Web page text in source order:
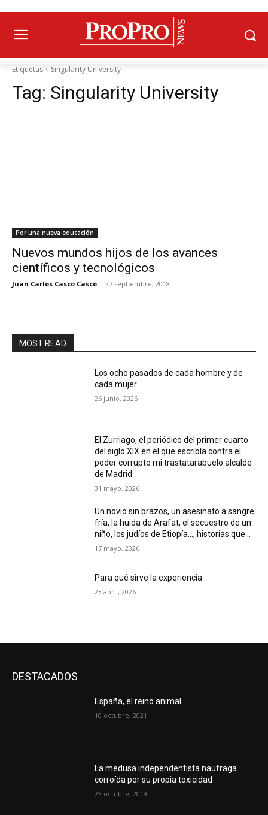
Etiquetas Singularity University
Tag: Singularity University
Por una nueva educación
Nuevos mundos hijos de los avances
científicos y tecnológicos
Juan Carlos Casco Casco - 27 septiembre, 2018
MOST READ
Los ocho pasados de cada hombre y de
cada mujer
26 junio, 2026
El Zurriago, el periódico del primer cuarto
del siglo XIX en el que escribía contra el
poder corrupto mi trastatarabuelo alcalde
de Madrid
31 mayo, 2026
Un novio sin brazos, un asesinato a sangre
fría, la huida de Arafat, el secuestro de un
niño, los judíos de Etiopía…, historias que...
17 mayo, 2026
Para qué sirve la experiencia
23 abril, 2026
DESTACADOS
España, el reino animal
10 octubre, 2021
La medusa independentista naufraga
corroída por su propia toxicidad
23 octubre, 2019